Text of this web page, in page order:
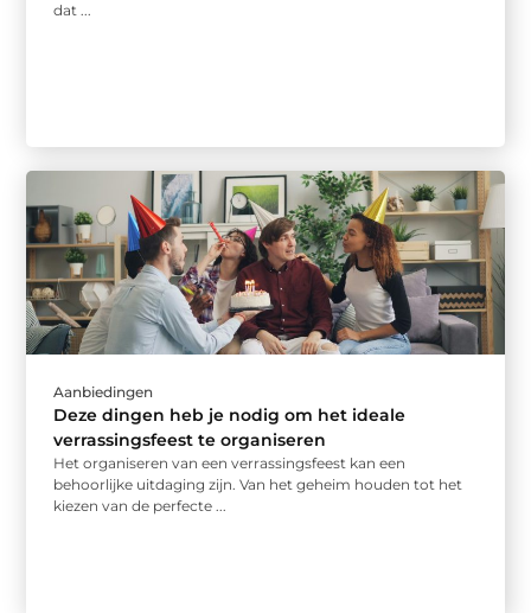
dat ...
Aanbiedingen
Deze dingen heb je nodig om het ideale
verrassingsfeest te organiseren
Het organiseren van een verrassingsfeest kan een
behoorlijke uitdaging zijn. Van het geheim houden tot het
kiezen van de perfecte ...